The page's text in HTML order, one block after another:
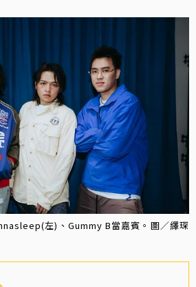
左)、Gummy B當嘉賓。圖／繹琛